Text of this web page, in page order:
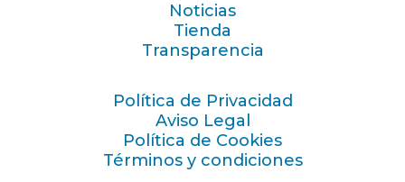
Noticias
Tienda
Transparencia
Política de Privacidad
Aviso Legal
Política de Cookies
Términos y condiciones